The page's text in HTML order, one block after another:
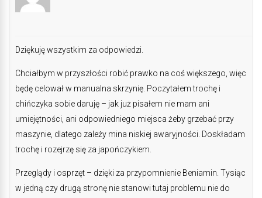
Dziękuję wszystkim za odpowiedzi.
Chciałbym w przyszłości robić prawko na coś większego, więc
będę celował w manualna skrzynię. Poczytałem trochę i
chińczyka sobie daruję – jak już pisałem nie mam ani
umiejętności, ani odpowiedniego miejsca żeby grzebać przy
maszynie, dlatego zależy mina niskiej awaryjności. Doskładam
trochę i rozejrzę się za japończykiem.
Przeglądy i osprzęt – dzięki za przypomnienie Beniamin. Tysiąc
w jedną czy drugą stronę nie stanowi tutaj problemu nie do